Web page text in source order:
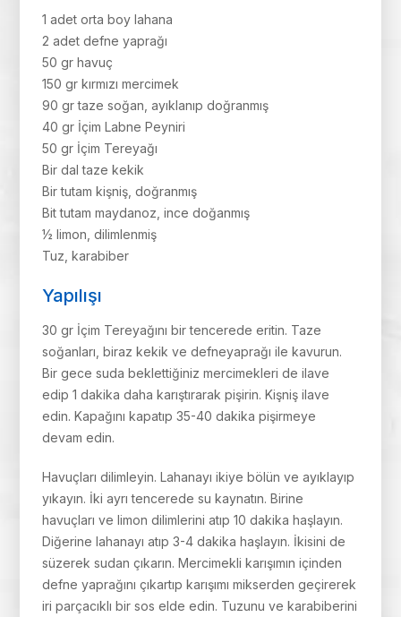
1 adet orta boy lahana
2 adet defne yaprağı
50 gr havuç
150 gr kırmızı mercimek
90 gr taze soğan, ayıklanıp doğranmış
40 gr İçim Labne Peyniri
50 gr İçim Tereyağı
Bir dal taze kekik
Bir tutam kişniş, doğranmış
Bit tutam maydanoz, ince doğanmış
½ limon, dilimlenmiş
Tuz, karabiber
Yapılışı
30 gr İçim Tereyağını bir tencerede eritin. Taze
soğanları, biraz kekik ve defneyaprağı ile kavurun.
Bir gece suda beklettiğiniz mercimekleri de ilave
edip 1 dakika daha karıştırarak pişirin. Kişniş ilave
edin. Kapağını kapatıp 35-40 dakika pişirmeye
devam edin.
Havuçları dilimleyin. Lahanayı ikiye bölün ve ayıklayıp
yıkayın. İki ayrı tencerede su kaynatın. Birine
havuçları ve limon dilimlerini atıp 10 dakika haşlayın.
Diğerine lahanayı atıp 3-4 dakika haşlayın. İkisini de
süzerek sudan çıkarın. Mercimekli karışımın içinden
defne yaprağını çıkartıp karışımı mikserden geçirerek
iri parçacıklı bir sos elde edin. Tuzunu ve karabiberini